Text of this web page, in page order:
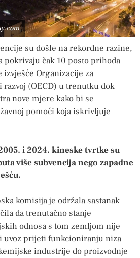
su došle na rekordne razine,
pokrivaju čak 10 posto prihoda
Organizacije za
(OECD) u trenutku dok
nove mjere kako bi se
pomoći koja iskrivljuje
i 2024. kineske tvrtke su
više subvencija nego zapadne
komisija je održala sastanak
da trenutačno stanje
odnosa s tom zemljom nije
uvoz prijeti funkcioniranju niza
industrije do proizvodnje